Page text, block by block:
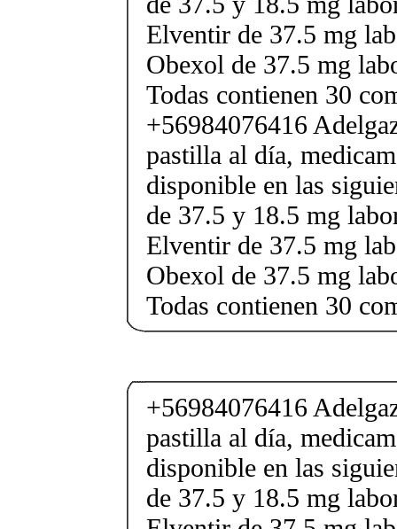
Elventir de 37.5 mg
Obexol de 37.5 mg
Todas contienen 30
+56984076416
pastilla al día,
disponible en las
de 37.5 y 18.5 mg
Elventir de 37.5 mg
Obexol de 37.5 mg
Todas contienen 30
+56984076416
pastilla al día,
disponible en las
de 37.5 y 18.5 mg